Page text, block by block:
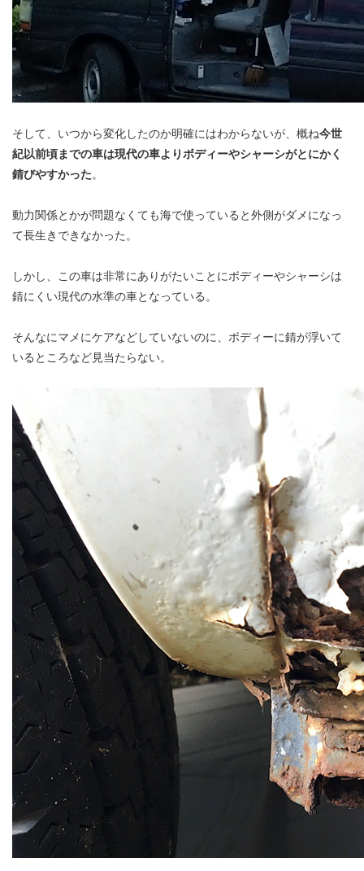
そして、いつから変化したのか明確にはわからないが、概ね今世
紀以前頃までの車は現代の車よりボディーやシャーシがとにかく
錆びやすかった。
動力関係とかが問題なくても海で使っていると外側がダメになっ
て長生きできなかった。
しかし、この車は非常にありがたいことにボディーやシャーシは
錆にくい現代の水準の車となっている。
そんなにマメにケアなどしていないのに、ボディーに錆が浮いて
いるところなど見当たらない。